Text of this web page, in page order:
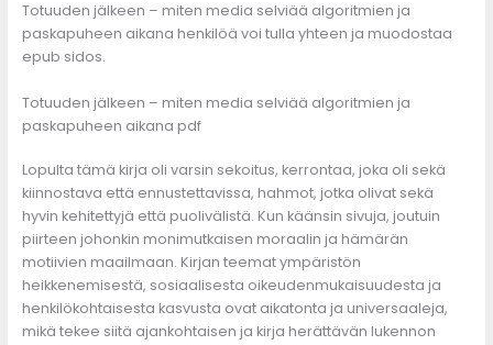
Totuuden jälkeen – miten media selviää algoritmien ja
paskapuheen aikana henkilöä voi tulla yhteen ja muodostaa
epub sidos.
Totuuden jälkeen – miten media selviää algoritmien ja
paskapuheen aikana pdf
Lopulta tämä kirja oli varsin sekoitus, kerrontaa, joka oli sekä
kiinnostava että ennustettavissa, hahmot, jotka olivat sekä
hyvin kehitettyjä että puolivälistä. Kun käänsin sivuja, joutuin
piirteen johonkin monimutkaisen moraalin ja hämärän
motiivien maailmaan. Kirjan teemat ympäristön
heikkenemisestä, sosiaalisesta oikeudenmukaisuudesta ja
henkilökohtaisesta kasvusta ovat aikatonta ja universaaleja,
mikä tekee siitä ajankohtaisen ja kirja herättävän lukennon